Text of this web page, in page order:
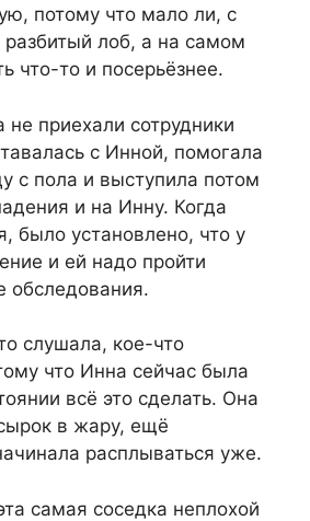
потому что мало ли, с
разбитый лоб, а на самом
что-то и посерьёзнее.
не приехали сотрудники
с Инной, помогала
с пола и выступила потом
и на Инну. Когда
было установлено, что у
и ей надо пройти
обследования.
слушала, кое-что
что Инна сейчас была
всё это сделать. Она
в жару, ещё
расплываться уже.
самая соседка неплохой